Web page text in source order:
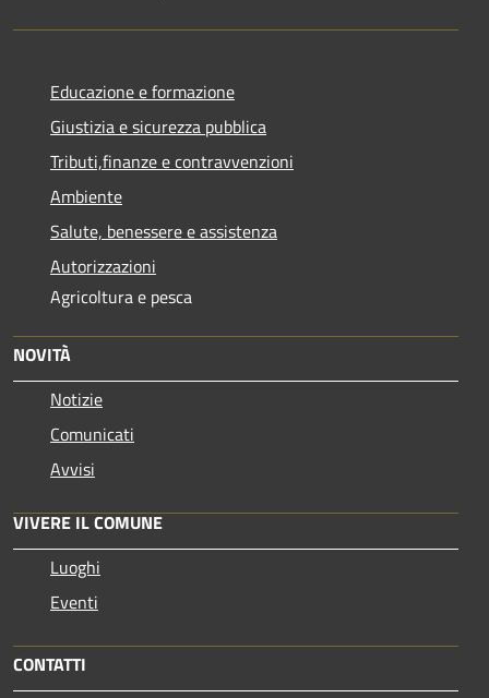
Educazione e formazione
Giustizia e sicurezza pubblica
Tributi,finanze e contravvenzioni
Ambiente
Salute, benessere e assistenza
Autorizzazioni
Agricoltura e pesca
NOVITÀ
Notizie
Comunicati
Avvisi
VIVERE IL COMUNE
Luoghi
Eventi
CONTATTI